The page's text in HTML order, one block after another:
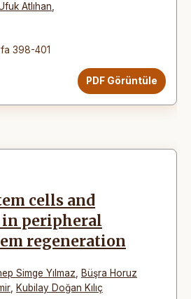
Atlıhan
398-401
PDF Görüntüle
cells and
peripheral
regeneration
Simge Yılmaz
Büşra Horuz
Kubilay Doğan Kılıç